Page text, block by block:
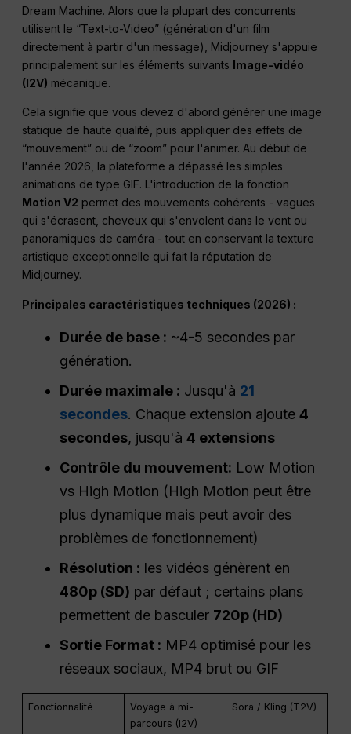
Dream Machine. Alors que la plupart des concurrents
utilisent le “Text-to-Video” (génération d'un film
directement à partir d'un message), Midjourney s'appuie
principalement sur les éléments suivants Image-vidéo
(I2V) mécanique.
Cela signifie que vous devez d'abord générer une image
statique de haute qualité, puis appliquer des effets de
“mouvement” ou de “zoom” pour l'animer. Au début de
l'année 2026, la plateforme a dépassé les simples
animations de type GIF. L'introduction de la fonction
Motion V2 permet des mouvements cohérents - vagues
qui s'écrasent, cheveux qui s'envolent dans le vent ou
panoramiques de caméra - tout en conservant la texture
artistique exceptionnelle qui fait la réputation de
Midjourney.
Principales caractéristiques techniques (2026) :
Durée de base : ~4-5 secondes par
génération.
Durée maximale : Jusqu'à 21
secondes. Chaque extension ajoute4
secondes, jusqu'à4 extensions
Contrôle du mouvement: Low Motion
vs High Motion (High Motion peut être
plus dynamique mais peut avoir des
problèmes de fonctionnement)
Résolution : les vidéos génèrent en
480p (SD) par défaut ; certains plans
permettent de basculer 720p (HD)
Sortie Format : MP4 optimisé pour les
réseaux sociaux, MP4 brut ou GIF
Fonctionnalité
Voyage à mi-
parcours (I2V)
Sora / Kling (T2V)